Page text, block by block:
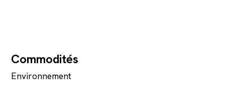
Commodités
Environnement